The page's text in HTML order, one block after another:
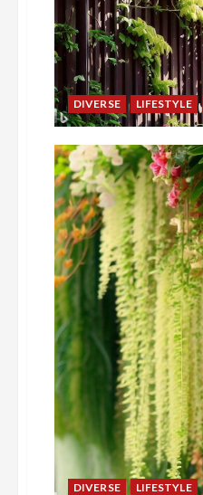
DIVERSE LIFESTYLE
DIVERSE LIFESTYLE